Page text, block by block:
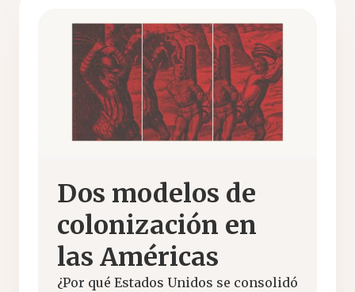
Dos modelos de
colonización en
las Américas
¿Por qué Estados Unidos se consolidó